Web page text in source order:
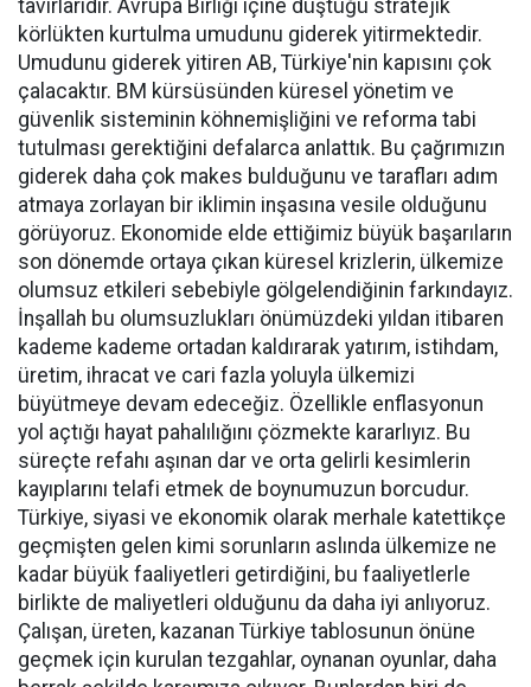
tavırlarıdır. Avrupa Birliği içine düştüğü stratejik
körlükten kurtulma umudunu giderek yitirmektedir.
Umudunu giderek yitiren AB, Türkiye'nin kapısını çok
çalacaktır. BM kürsüsünden küresel yönetim ve
güvenlik sisteminin köhnemişliğini ve reforma tabi
tutulması gerektiğini defalarca anlattık. Bu çağrımızın
giderek daha çok makes bulduğunu ve tarafları adım
atmaya zorlayan bir iklimin inşasına vesile olduğunu
görüyoruz. Ekonomide elde ettiğimiz büyük başarıların
son dönemde ortaya çıkan küresel krizlerin, ülkemize
olumsuz etkileri sebebiyle gölgelendiğinin farkındayız.
İnşallah bu olumsuzlukları önümüzdeki yıldan itibaren
kademe kademe ortadan kaldırarak yatırım, istihdam,
üretim, ihracat ve cari fazla yoluyla ülkemizi
büyütmeye devam edeceğiz. Özellikle enflasyonun
yol açtığı hayat pahalılığını çözmekte kararlıyız. Bu
süreçte refahı aşınan dar ve orta gelirli kesimlerin
kayıplarını telafi etmek de boynumuzun borcudur.
Türkiye, siyasi ve ekonomik olarak merhale katettikçe
geçmişten gelen kimi sorunların aslında ülkemize ne
kadar büyük faaliyetleri getirdiğini, bu faaliyetlerle
birlikte de maliyetleri olduğunu da daha iyi anlıyoruz.
Çalışan, üreten, kazanan Türkiye tablosunun önüne
geçmek için kurulan tezgahlar, oynanan oyunlar, daha